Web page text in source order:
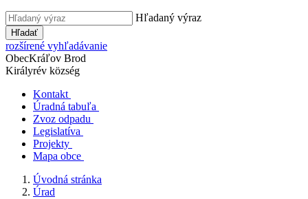
Hľadaný výraz
Hľadať
rozšírené vyhľadávanie
ObecKráľov Brod
Királyrév község
Kontakt
Úradná tabuľa
Zvoz odpadu
Legislatíva
Projekty
Mapa obce
Úvodná stránka
Úrad